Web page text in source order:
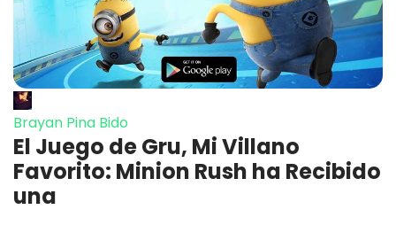
Brayan Pina Bido
El Juego de Gru, Mi Villano
Favorito: Minion Rush ha Recibido
una